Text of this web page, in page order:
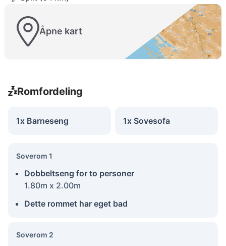
Åpne kart
Romfordeling
1x Barneseng 1x Sovesofa
Soverom 1
Dobbeltseng for to personer
1.80m x 2.00m
Dette rommet har eget bad
Soverom 2